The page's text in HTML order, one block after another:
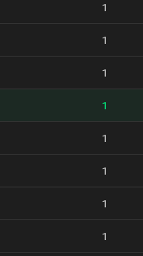
1
1
1
1
1
1
1
1